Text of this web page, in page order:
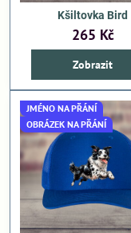
Kšiltovka Bird
265 Kč
Zobrazit
JMÉNO NA PŘÁNÍ
OBRÁZEK NA PŘÁNÍ